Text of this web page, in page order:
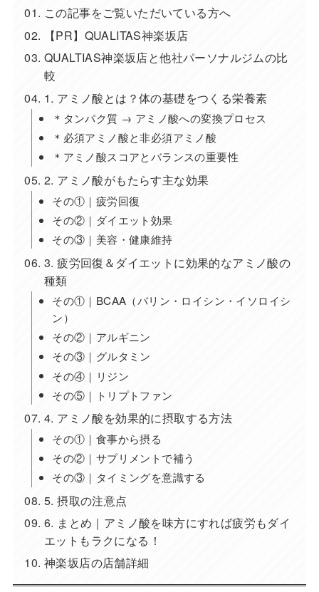
この記事をご覧いただいている方へ
【PR】QUALITAS神楽坂店
QUALTIAS神楽坂店と他社パーソナルジムの比
較
1. アミノ酸とは？体の基礎をつくる栄養素
＊タンパク質 → アミノ酸への変換プロセス
＊必須アミノ酸と非必須アミノ酸
＊アミノ酸スコアとバランスの重要性
2. アミノ酸がもたらす主な効果
その①｜疲労回復
その②｜ダイエット効果
その③｜美容・健康維持
3. 疲労回復＆ダイエットに効果的なアミノ酸の
種類
その①｜BCAA（バリン・ロイシン・イソロイシ
ン）
その②｜アルギニン
その③｜グルタミン
その④｜リジン
その⑤｜トリプトファン
4. アミノ酸を効果的に摂取する方法
その①｜食事から摂る
その②｜サプリメントで補う
その③｜タイミングを意識する
5. 摂取の注意点
6. まとめ｜アミノ酸を味方にすれば疲労もダイ
エットもラクになる！
神楽坂店の店舗詳細